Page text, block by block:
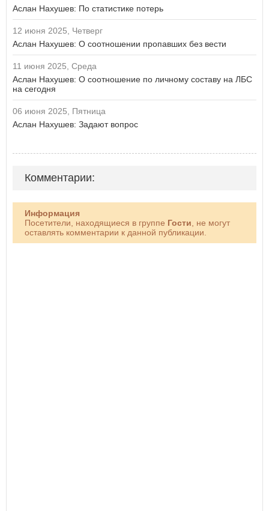
Аслан Нахушев: По статистике потерь
12 июня 2025, Четверг
Аслан Нахушев: О соотношении пропавших без вести
11 июня 2025, Среда
Аслан Нахушев: О соотношение по личному составу на ЛБС
на сегодня
06 июня 2025, Пятница
Аслан Нахушев: Задают вопрос
Комментарии:
Информация
Посетители, находящиеся в группе Гости , не могут
оставлять комментарии к данной публикации.